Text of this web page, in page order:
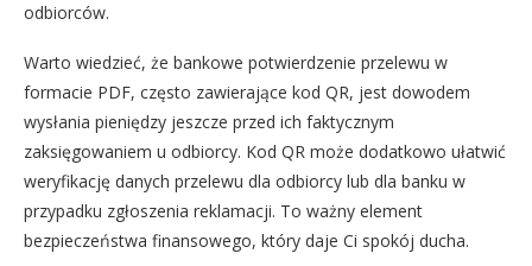
odbiorców.
Warto wiedzieć, że bankowe potwierdzenie przelewu w
formacie PDF, często zawierające kod QR, jest dowodem
wysłania pieniędzy jeszcze przed ich faktycznym
zaksięgowaniem u odbiorcy. Kod QR może dodatkowo ułatwić
weryfikację danych przelewu dla odbiorcy lub dla banku w
przypadku zgłoszenia reklamacji. To ważny element
bezpieczeństwa finansowego, który daje Ci spokój ducha.